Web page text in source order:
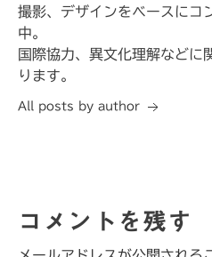
撮影、デザインをベースにコ
中。
国際協力、異文化理解などに
ります。
All posts by author
コメントを残す